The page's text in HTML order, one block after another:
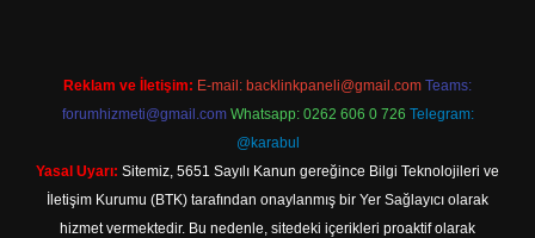
Reklam ve İletişim: E-mail: backlinkpaneli@gmail.com Teams:
forumhizmeti@gmail.com Whatsapp: 0262 606 0 726 Telegram:
@karabul
Yasal Uyarı: Sitemiz, 5651 Sayılı Kanun gereğince Bilgi Teknolojileri ve
İletişim Kurumu (BTK) tarafından onaylanmış bir Yer Sağlayıcı olarak
hizmet vermektedir. Bu nedenle, sitedeki içerikleri proaktif olarak